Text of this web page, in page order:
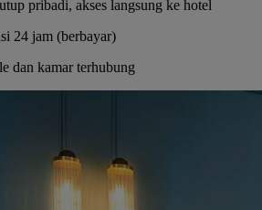
pribadi, akses langsung ke hotel
24 jam (berbayar)
dan kamar terhubung